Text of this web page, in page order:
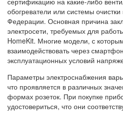
обогреватели или системы
Федерации. Основная причина
электросети, требуемых для
HomeKit. Многие модели, с
взаимодействовать через
эксплуатационных условий
Параметры электроснабжения
что проявляется в различных
формах розеток. При покупке
удостовериться, что они